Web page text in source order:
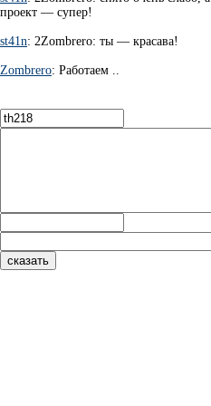
проект — супер!
st41n: 2Zombrero: ты — красава!
Zombrero: Работаем ..